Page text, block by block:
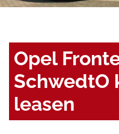
Opel
SchwedtO
leasen